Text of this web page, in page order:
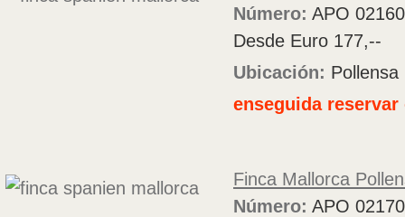
Número: APO
Desde Euro 177,--
Ubicación: Pollensa
enseguida reservar
Finca Mallorca
Número: APO